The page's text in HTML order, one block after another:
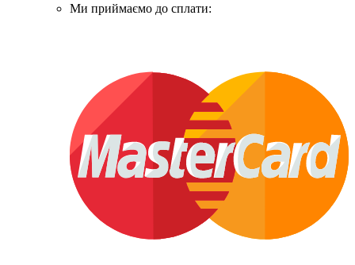
Ми приймаємо до сплати: